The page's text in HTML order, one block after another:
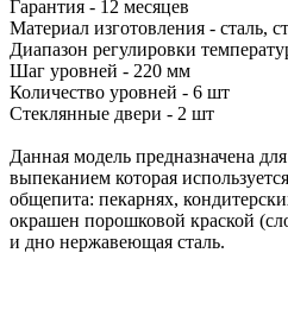
Гарантия - 12 месяцев
Материал изготовления - сталь,
Диапазон регулировки
Шаг уровней - 220 мм
Количество уровней - 6 шт
Стеклянные двери - 2 шт
Данная модель предназначена
выпеканием которая
общепита: пекарнях,
окрашен порошковой краской
и дно нержавеющая сталь.